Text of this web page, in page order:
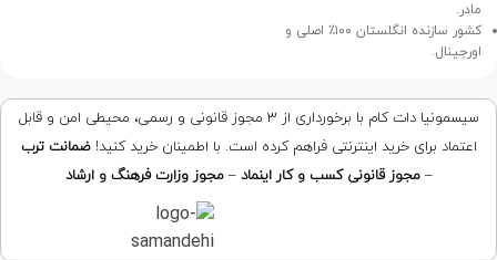
مادر.
کشور سازنده انگلستان ۱۰۰٪ اصلی و
اورجينال.
سیسمونیا دات کام با برخورداری از ۳ مجوز قانونی و رسمی، محیطی امن و قابل
اعتماد برای خرید اینترنتی فراهم کرده است. با اطمینان خرید کنید!ضمانت ترب
–مجوز قانونی کسب و کار اینماد –مجوز وزارت فرهنگ و ارشاد